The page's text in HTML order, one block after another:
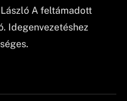
A feltámadott
Idegenvezetéshez